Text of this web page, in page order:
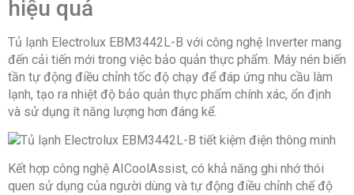
Kiểu tủ
Màu
sắc
Đen
Năm ra
mắt
2026
hiệu quả
Tủ lạnh Electrolux EBM3442L-B với công nghệ Inverter mang
đến cải tiến mới trong việc bảo quản thực phẩm. Máy nén biến
tần tự động điều chỉnh tốc độ chạy để đáp ứng nhu cầu làm
lạnh, tạo ra nhiệt độ bảo quản thực phẩm chính xác, ổn định
và sử dụng ít năng lượng hơn đáng kể.
Kết hợp công nghệ AICoolAssist, có khả năng ghi nhớ thói
quen sử dụng của người dùng và tự động điều chỉnh chế độ